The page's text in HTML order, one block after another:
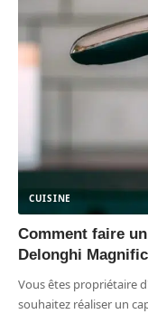
CUISINE
Comment faire
Delonghi
Vous êtes propriétaire
souhaitez réaliser un